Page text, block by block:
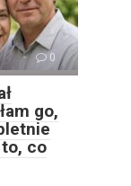
0
go,
co